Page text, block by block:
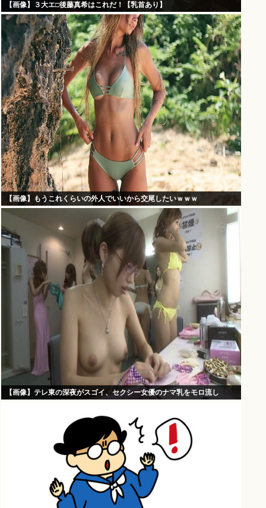
【画像】３大エ□後藤真希はこれだ！【乳首あり】
【画像】もうこれくらいの外人でいいから交尾したいｗｗｗ
【画像】テレ東の深夜がスゴイ、セクシー女優のナマ乳をモロ流し